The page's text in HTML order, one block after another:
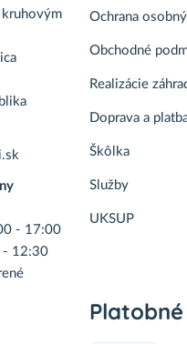
kruhovým
- 17:00
- 12:30
Ochrana
Obchodné
Realizácie
Doprava a
Škôlka
Služby
UKSUP